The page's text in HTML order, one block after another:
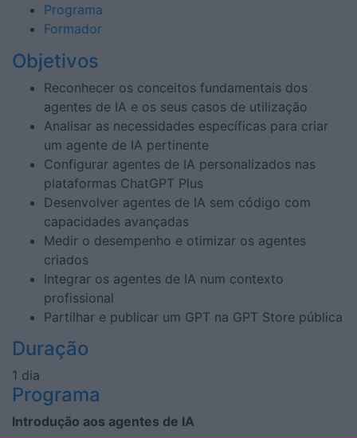
Programa
Formador
Objetivos
Reconhecer os conceitos fundamentais dos
agentes de IA e os seus casos de utilização
Analisar as necessidades específicas para criar
um agente de IA pertinente
Configurar agentes de IA personalizados nas
plataformas ChatGPT Plus
Desenvolver agentes de IA sem código com
capacidades avançadas
Medir o desempenho e otimizar os agentes
criados
Integrar os agentes de IA num contexto
profissional
Partilhar e publicar um GPT na GPT Store pública
Duração
1 dia
Programa
Introdução aos agentes de IA